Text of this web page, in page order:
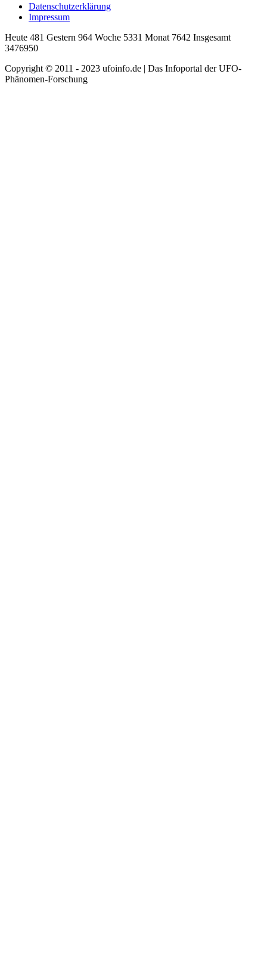
Datenschutzerklärung
Impressum
Heute 481 Gestern 964 Woche 5331 Monat 7642 Insgesamt
3476950
Copyright © 2011 - 2023 ufoinfo.de | Das Infoportal der UFO-
Phänomen-Forschung